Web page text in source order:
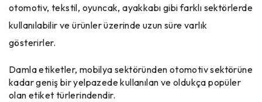
otomotiv, tekstil, oyuncak, ayakkabı gibi farklı sektörlerde
kullanılabilir ve ürünler üzerinde uzun süre varlık
gösterirler.
Damla etiketler, mobilya sektöründen otomotiv sektörüne
kadar geniş bir yelpazede kullanılan ve oldukça popüler
olan etiket türlerindendir.